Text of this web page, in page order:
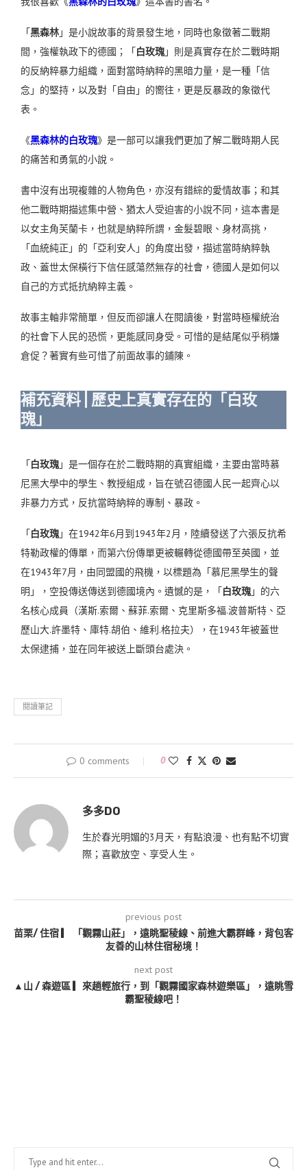
「黑森林」是小說故事的背景發生地，同時也象徵著二戰期
間，強權執政下的德國；「白玫瑰」則是真實存在於二戰時期
的反納粹暴力組織，面對當時納粹的黑暗力量，是一種「信
念」的堅持，以及對「自由」的嚮往，更是反暴政的象徵代
表。
《黑森林的白玫瑰》是一部可以讓我們更加了解二戰時期人民
的痛苦和勇氣的小說。
書中沒有出現複雜的人物角色，亦沒有錯綜的愛情故事；和其
他二戰時期描述集中營、猶太人受迫害的小說不同，這本書是
以女主角芙蘭卡，也就是納粹所謂，金髮碧眼、身材高挑，
「血統純正」 的「亞利安人」的角度出發，描述當時納粹執
政、蓋世太保橫行下信任感蕩然無存的社會， 德國人是如何以
自己的方式抵抗納粹主義。
故事主軸非常簡單，但反而卻讓人在閱讀後，對當時極權統治
的社會下人民的恐慌，更能感同身受。可惜的是結尾似乎稍嫌
倉促？著實有些可惜了前面故事的鋪陳。
補充資料 | 歷史上真實存在的「白玫
瑰」
「白玫瑰」是一個存在於二戰時期的真實組織，主要由當時慕
尼黑大學中的學生、教授組成，旨在號召德國人民一起齊心以
非暴力方式，反抗當時納粹的專制、暴政。
「白玫瑰」在1942年6月到1943年2月，陸續發送了六張反抗希
特勒政權的傳單，而第六份傳單更被輾轉從德國帶至英國，並
在1943年7月，由同盟國的飛機，以標題為「慕尼黑學生的聲
明」，空投傳送傳送到德國境內。遺憾的是，「白玫瑰」的六
名核心成員（漢斯.索爾、蘇菲.索爾、克里斯多福.波普斯特、亞
歷山大.許墨特、庫特.胡伯、維利.格拉夫），在1943年被蓋世
太保逮捕，並在同年被送上斷頭台處決。
閱讀筆記
0 comments 0
多多DO
生於春光明媚的3月天，有點浪漫、也有點不切實
際；喜歡放空、享受人生。
previous post
苗栗/ 住宿 ▎ 「觀霧山莊」，遠眺聖稜線、前進大霸群峰，背包客
友善的山林住宿秘境！
next post
▲山 / 森遊區 ▎來趟輕旅行，到「觀霧國家森林遊樂區」，遠眺雪
霸聖稜線吧！